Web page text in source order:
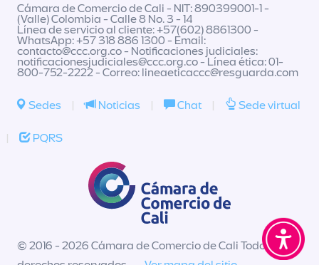
Cámara de Comercio de Cali - NIT: 890399001-1 -
(Valle) Colombia - Calle 8 No. 3 - 14
Línea de servicio al cliente: +57(602) 8861300 -
WhatsApp: +57 318 886 1300 - Email:
contacto@ccc.org.co- Notificaciones judiciales:
notificacionesjudiciales@ccc.org.co- Línea ética: 01-
800-752-2222 - Correo: lineaeticaccc@resguarda.com
Sedes | Noticias | Chat | Sede virtual
| PQRS
© 2016 - 2026 Cámara de Comercio de Cali Todos los